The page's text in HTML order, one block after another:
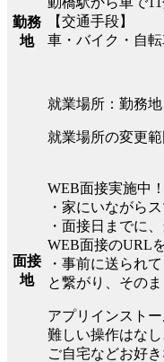
勤務
地
【交通手段】
車・バイク・自
就業場所：勤務
就業場所の変更
面接
地
WEB面接実施中
・家にいながら
・面接日までに
WEB面接のURL
・事前に送られ
と繋がり、その
アプリインストー
難しい操作はな
ご自宅などお好